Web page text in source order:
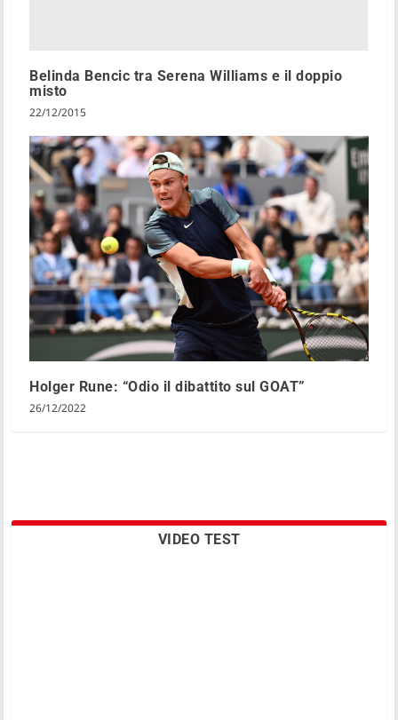
Belinda Bencic tra Serena Williams e il doppio
misto
22/12/2015
Holger Rune: “Odio il dibattito sul GOAT”
26/12/2022
VIDEO TEST